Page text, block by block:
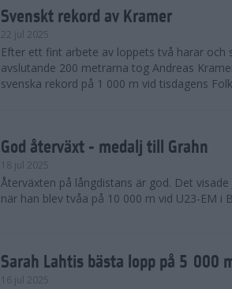
Svenskt rekord av Kramer
22 jul 2025
Efter ett fint arbete av loppets två harar och
avslutande 200 metrarna tog Andreas
svenska rekord på 1 000 m vid tisdagens
God återväxt - medalj till Grahn
18 jul 2025
Återväxten på långdistans är god. Det
när han blev tvåa på 10 000 m vid U23-EM i
Sarah Lahtis bästa lopp på 5 000
16 jul 2025